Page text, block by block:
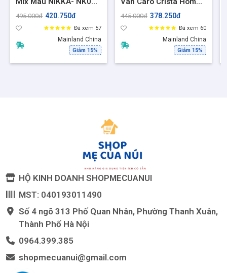
Vân Kim Cương Nổi,
Dùng Được Máy Rửa
Bát
495.000đ 420.750đ
Đã xem 57
Mainland China
Giảm 15%
280ml Cốc Uống
Trọng - 60201
445.000đ 378.250đ
Đã xem 60
Mainland China
Giảm 15%
HỘ KINH DOANH SHOPMECUANUI
MST: 040193011490
Số 4 ngõ 313 Phố Quan Nhân, Phường Thanh Xuân,
Thành Phố Hà Nội
0964.399.385
shopmecuanui@gmail.com